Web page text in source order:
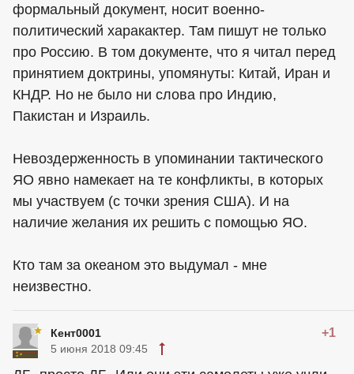
формальный документ, носит военно-
политический харакактер. Там пишут не только
про Россию. В том документе, что я читал перед
принятием доктрины, упомянуты: Китай, Иран и
КНДР. Но не было ни слова про Индию,
Пакистан и Израиль.
Невоздерженность в упоминании тактического
ЯО явно намекает на те конфликты, в которых
мы участвуем (с точки зрения США). И на
наличие желания их решить с помощью ЯО.
Кто там за океаном это выдумал - мне
неизвестно.
Кент0001 +1
5 июня 2018 09:45